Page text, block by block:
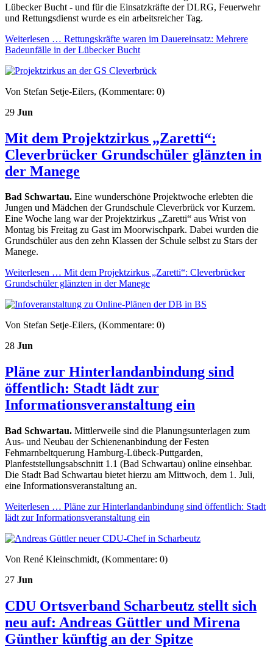
Lübecker Bucht - und für die Einsatzkräfte der DLRG, Feuerwehr
und Rettungsdienst wurde es ein arbeitsreicher Tag.
Weiterlesen … Rettungskräfte waren im Dauereinsatz: Mehrere
Badeunfälle in der Lübecker Bucht
Von Stefan Setje-Eilers, (Kommentare: 0)
29 Jun
Mit dem Projektzirkus „Zaretti“:
Cleverbrücker Grundschüler glänzten in
der Manege
Bad Schwartau. Eine wunderschöne Projektwoche erlebten die
Jungen und Mädchen der Grundschule Cleverbrück vor Kurzem.
Eine Woche lang war der Projektzirkus „Zaretti“ aus Wrist von
Montag bis Freitag zu Gast im Moorwischpark. Dabei wurden die
Grundschüler aus den zehn Klassen der Schule selbst zu Stars der
Manege.
Weiterlesen … Mit dem Projektzirkus „Zaretti“: Cleverbrücker
Grundschüler glänzten in der Manege
Von Stefan Setje-Eilers, (Kommentare: 0)
28 Jun
Pläne zur Hinterlandanbindung sind
öffentlich: Stadt lädt zur
Informationsveranstaltung ein
Bad Schwartau. Mittlerweile sind die Planungsunterlagen zum
Aus- und Neubau der Schienenanbindung der Festen
Fehmarnbeltquerung Hamburg-Lübeck-Puttgarden,
Planfeststellungsabschnitt 1.1 (Bad Schwartau) online einsehbar.
Die Stadt Bad Schwartau bietet hierzu am Mittwoch, dem 1. Juli,
eine Informationsveranstaltung an.
Weiterlesen … Pläne zur Hinterlandanbindung sind öffentlich: Stadt
lädt zur Informationsveranstaltung ein
Von René Kleinschmidt, (Kommentare: 0)
27 Jun
CDU Ortsverband Scharbeutz stellt sich
neu auf: Andreas Güttler und Mirena
Günther künftig an der Spitze